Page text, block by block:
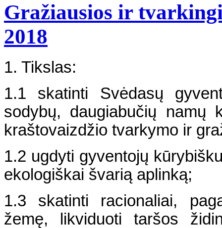
Gražiausios ir
2018
1. Tikslas:
1.1 skatinti Svėdasų
sodybų, daugiabučių namų
kraštovaizdžio tvarkymo ir
1.2 ugdyti gyventojų
ekologiškai švarią aplinką;
1.3 skatinti racionaliai,
žemę, likviduoti taršos